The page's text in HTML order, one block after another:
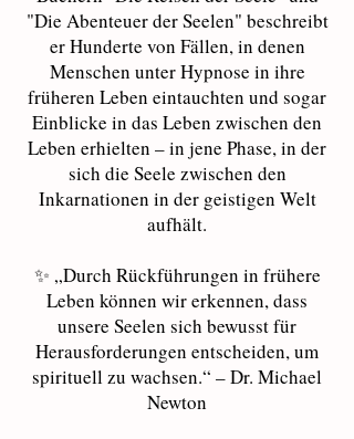
"Die Abenteuer der Seelen" beschreibt
er Hunderte von Fällen, in denen
Menschen unter Hypnose in ihre
früheren Leben eintauchten und sogar
Einblicke in das Leben zwischen den
Leben erhielten – in jene Phase, in der
sich die Seele zwischen den
Inkarnationen in der geistigen Welt
aufhält.
✨ „Durch Rückführungen in frühere
Leben können wir erkennen, dass
unsere Seelen sich bewusst für
Herausforderungen entscheiden, um
spirituell zu wachsen.“ – Dr. Michael
Newton